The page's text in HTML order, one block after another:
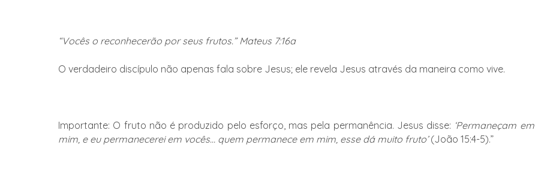
“Vocês o reconhecerão por seus frutos.” Mateus 7:16a
O verdadeiro discípulo não apenas fala sobre Jesus; ele revela Jesus através da maneira como vive.
Importante: O fruto não é produzido pelo esforço, mas pela permanência. Jesus disse: ‘Permaneçam em
mim, e eu permanecerei em vocês… quem permanece em mim, esse dá muito fruto’(João 15:4-5).”